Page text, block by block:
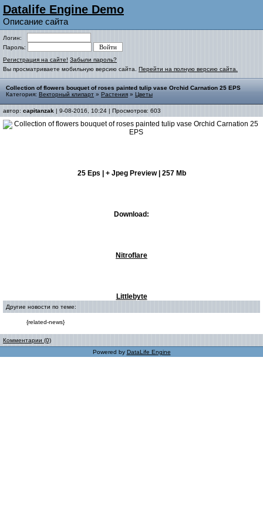
Datalife Engine Demo
Описание сайта
Логин:
Пароль:
Регистрация на сайте! Забыли пароль?
Вы просматриваете мобильную версию сайта. Перейти на полную версию сайта.
Collection of flowers bouquet of roses painted tulip vase Orchid Carnation 25 EPS
Категория: Векторный клипарт » Растения » Цветы
автор: capitanzak | 9-08-2016, 10:24 | Просмотров: 603
25 Eps | + Jpeg Preview | 257 Mb
Download:
Nitroflare
Littlebyte
Другие новости по теме:
{related-news}
Комментарии (0)
Powered by DataLife Engine